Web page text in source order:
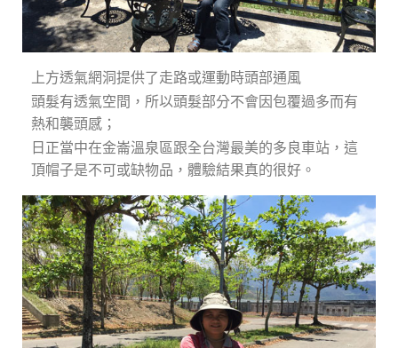
上方透氣網洞提供了走路或運動時頭部通風
頭髮有透氣空間，所以頭髮部分不會因包覆過多而有
熱和襲頭感；
日正當中在金崙溫泉區跟全台灣最美的多良車站，這
頂帽子是不可或缺物品，體驗結果真的很好。